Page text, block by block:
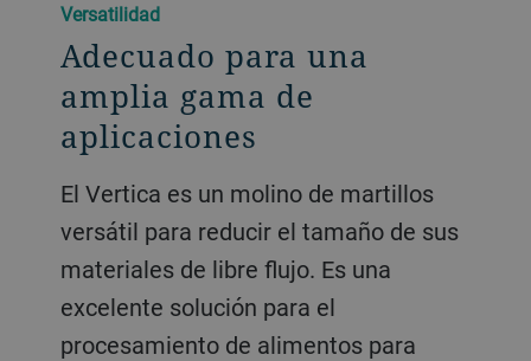
Versatilidad
Adecuado para una
amplia gama de
aplicaciones
El Vertica es un molino de martillos
versátil para reducir el tamaño de sus
materiales de libre flujo. Es una
excelente solución para el
procesamiento de alimentos para